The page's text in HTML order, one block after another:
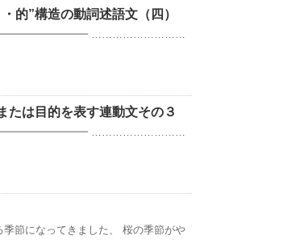
的”構造の動詞述語文（四）
………………………
たは目的を表す連動文その３
………………………
節になってきました、 桜の季節がや